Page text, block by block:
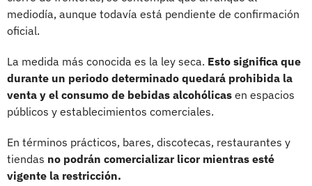
mediodía, aunque todavía está pendiente de confirmación
oficial.
La medida más conocida es la ley seca. Esto significa que
durante un periodo determinado quedará prohibida la
venta y el consumo de bebidas alcohólicas en espacios
públicos y establecimientos comerciales.
En términos prácticos, bares, discotecas, restaurantes y
tiendas no podrán comercializar licor mientras esté
vigente la restricción.